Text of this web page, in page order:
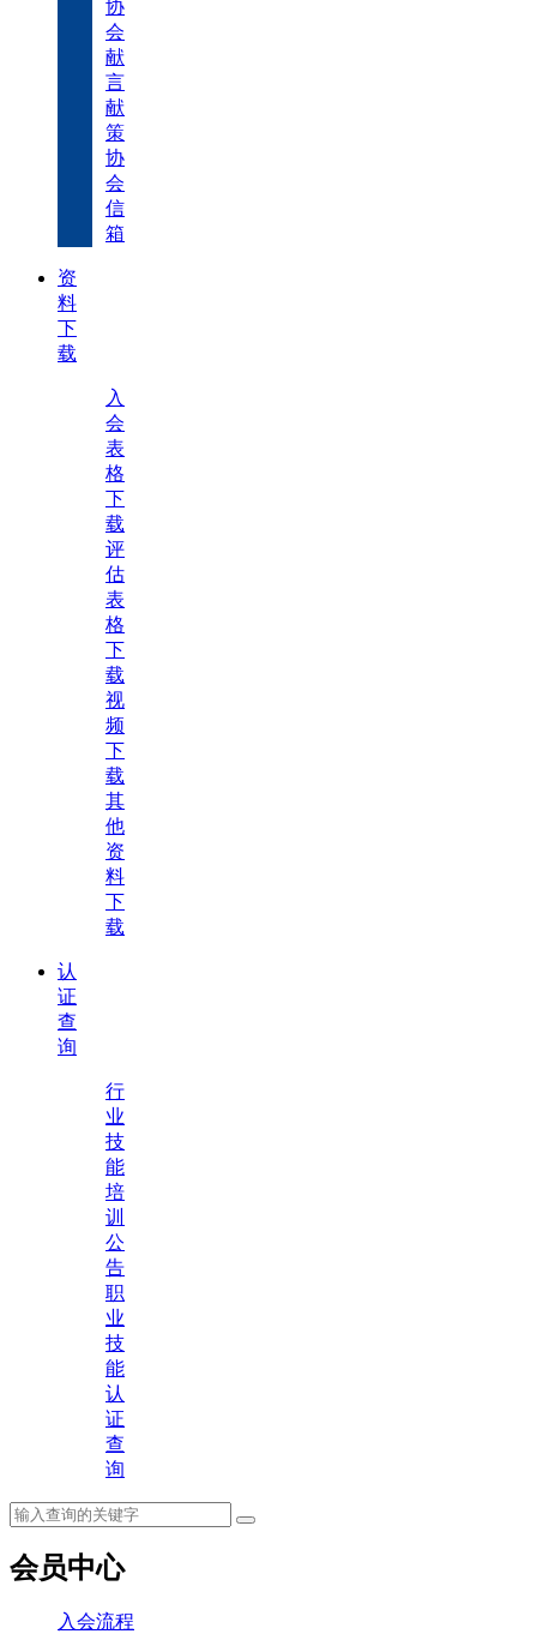
协
会
献
言
献
策
协
会
信
箱
资
料
下
载
入
会
表
格
下
载
评
估
表
格
下
载
视
频
下
载
其
他
资
料
下
载
认
证
查
询
行
业
技
能
培
训
公
告
职
业
技
能
认
证
查
询
会员中心
入会流程